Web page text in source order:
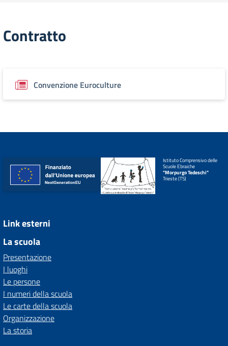
Contratto
Convenzione Euroculture
Istituto Comprensivo delle
Scuole Ebraiche
"Morpurgo Tedeschi"
Trieste (TS)
Link esterni
La scuola
Presentazione
I luoghi
Le persone
I numeri della scuola
Le carte della scuola
Organizzazione
La storia